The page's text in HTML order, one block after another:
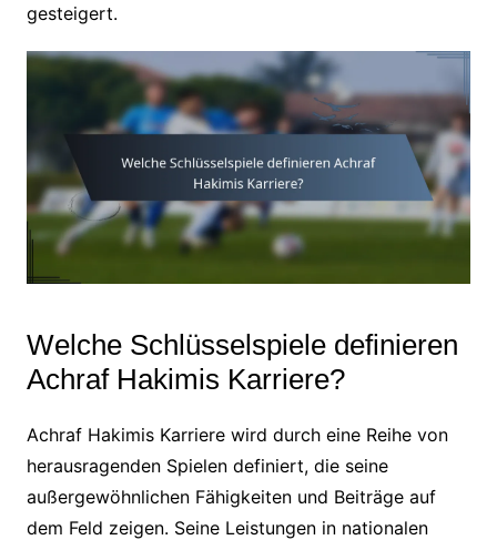
gesteigert.
Welche Schlüsselspiele definieren
Achraf Hakimis Karriere?
Achraf Hakimis Karriere wird durch eine Reihe von
herausragenden Spielen definiert, die seine
außergewöhnlichen Fähigkeiten und Beiträge auf
dem Feld zeigen. Seine Leistungen in nationalen